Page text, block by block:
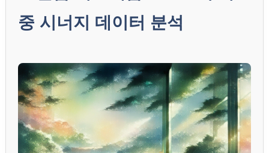
중 시너지 데이터 분석